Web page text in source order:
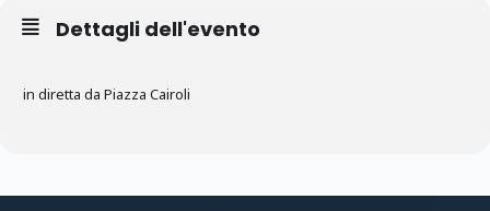
Dettagli dell'evento
in diretta da Piazza Cairoli